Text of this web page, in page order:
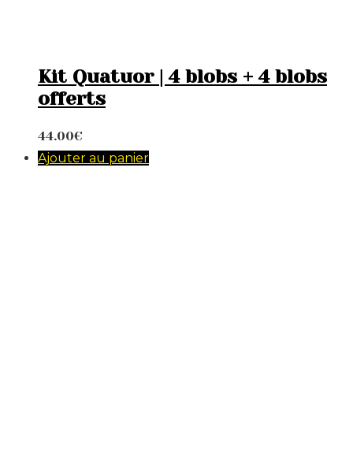
Kit Quatuor | 4 blobs + 4 blobs
offerts
44.00€
Ajouter au panier